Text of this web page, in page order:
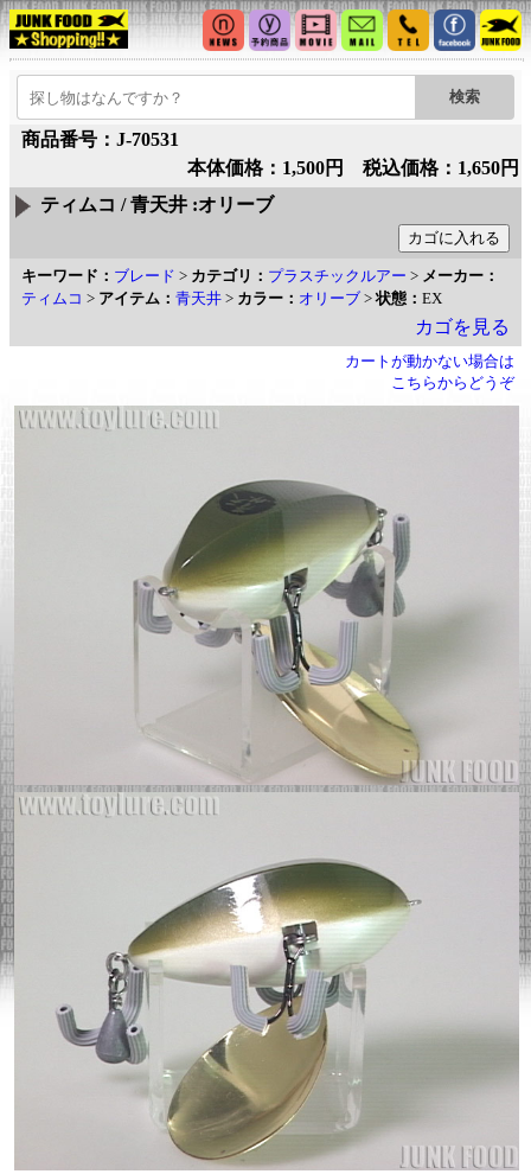
商品番号：J-70531
本体価格：1,500円 税込価格：1,650円
ティムコ / 青天井 :オリーブ
キーワード： ブレード > カテゴリ： プラスチックルアー > メーカー：
ティムコ > アイテム： 青天井 > カラー： オリーブ >状態： EX
カゴを見る
カートが動かない場合は
こちらからどうぞ